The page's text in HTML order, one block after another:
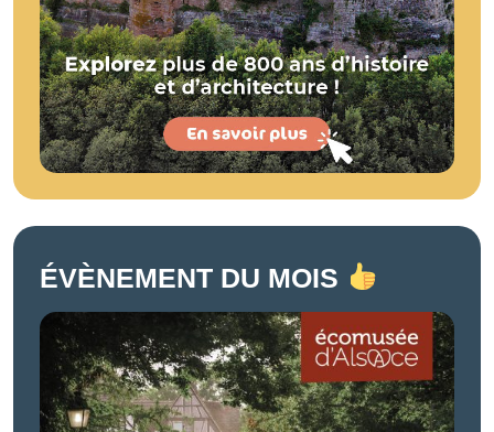
ÉVÈNEMENT DU MOIS